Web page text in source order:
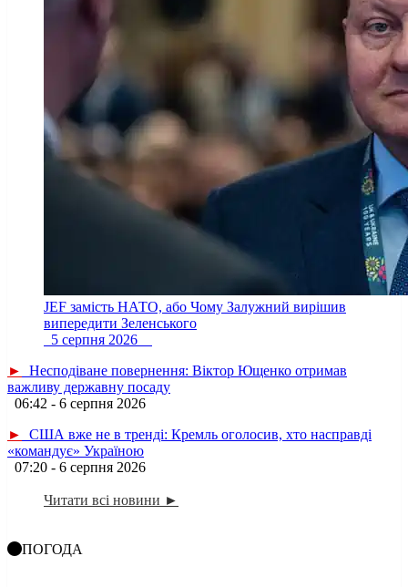
JEF замість НАТО, або Чому Залужний вирішив
випередити Зеленського
5 серпня 2026
►
Несподіване повернення: Віктор Ющенко отримав
важливу державну посаду
06:42 - 6 серпня 2026
►
США вже не в тренді: Кремль оголосив, хто насправді
«командує» Україною
07:20 - 6 серпня 2026
Читати всі новини ►
ПОГОДА